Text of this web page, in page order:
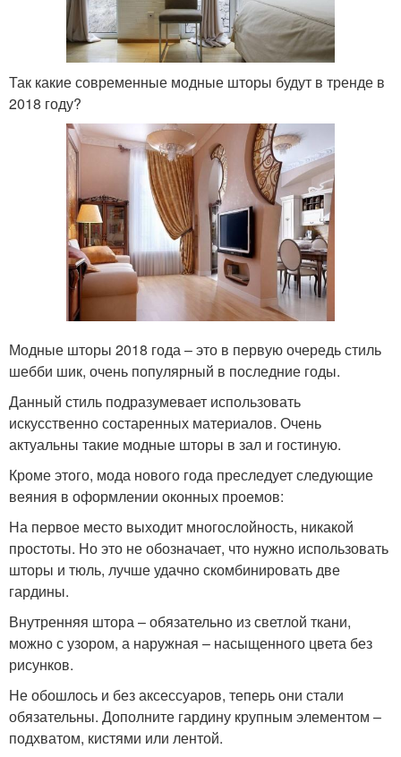
Так какие современные модные шторы будут в тренде в
2018 году?
Модные шторы 2018 года – это в первую очередь стиль
шебби шик, очень популярный в последние годы.
Данный стиль подразумевает использовать
искусственно состаренных материалов. Очень
актуальны такие модные шторы в зал и гостиную.
Кроме этого, мода нового года преследует следующие
веяния в оформлении оконных проемов:
На первое место выходит многослойность, никакой
простоты. Но это не обозначает, что нужно использовать
шторы и тюль, лучше удачно скомбинировать две
гардины.
Внутренняя штора – обязательно из светлой ткани,
можно с узором, а наружная – насыщенного цвета без
рисунков.
Не обошлось и без аксессуаров, теперь они стали
обязательны. Дополните гардину крупным элементом –
подхватом, кистями или лентой.